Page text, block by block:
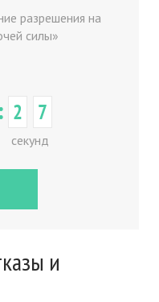
разрешения на
силы»
2 7
секунд
и